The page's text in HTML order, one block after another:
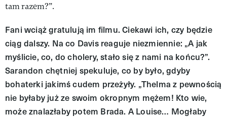
tam razem?”.
Fani wciąż gratulują im filmu. Ciekawi ich, czy będzie
ciąg dalszy. Na co Davis reaguje niezmiennie: „A jak
myślicie, co, do cholery, stało się z nami na końcu?”.
Sarandon chętniej spekuluje, co by było, gdyby
bohaterki jakimś cudem przeżyły. „Thelma z pewnością
nie byłaby już ze swoim okropnym mężem! Kto wie,
może znalazłaby potem Brada. A Louise… Mogłaby